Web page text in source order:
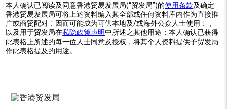
本人确认已阅读及同意香港贸易发展局(“贸发局”)的使用条款及确定
香港贸易发展局可将上述资料编入其全部或任何资料库内作为直接推
广或商贸配对﹝因而可能成为可供本地及/或海外公众人士使用﹞，
以及用于贸发局在私隐政策声明中所述之其他用途；本人确认已获得
此表格上所述的每一位人士同意及授权，将其个人资料提供予贸发局
作此表格提及的用途。